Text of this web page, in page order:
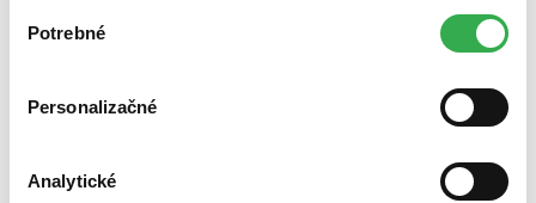
nám pomohlo, keby sme mohli používať všetky tieto
súhlasu
Potrebné
Personalizačné
Analytické
Bestsellery
Top hodnotené